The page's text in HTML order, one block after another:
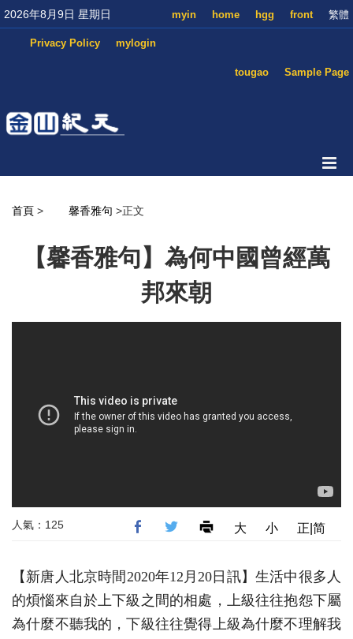
2026年8月9日 星期日 繁體
front
hgg
home
myin
mylogin
Privacy Policy
Sample Page
tougao
首頁 > 馨香雅句 >正文
【馨香雅句】為何中國曾經萬
邦來朝
人氣：125 大 小 正|简
【新唐人北京時間2020年12月20日訊】生活中很多人
的煩惱來自於上下級之間的相處，上級往往抱怨下屬
為什麼不聽我的，下級往往覺得上級為什麼不理解我